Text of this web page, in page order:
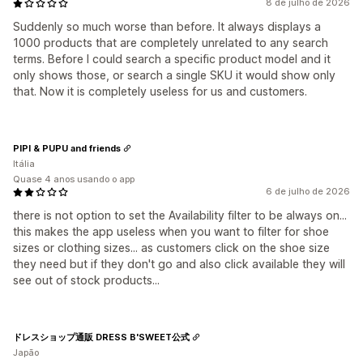
8 de julho de 2026
Suddenly so much worse than before. It always displays a
1000 products that are completely unrelated to any search
terms. Before I could search a specific product model and it
only shows those, or search a single SKU it would show only
that. Now it is completely useless for us and customers.
6 de julho de 2026
there is not option to set the Availability filter to be always on...
this makes the app useless when you want to filter for shoe
sizes or clothing sizes... as customers click on the shoe size
they need but if they don't go and also click available they will
see out of stock products...
PIPI & PUPU and friends
Itália
Quase 4 anos usando o app
ドレスショップ通販 DRESS B'SWEET公式
Japão